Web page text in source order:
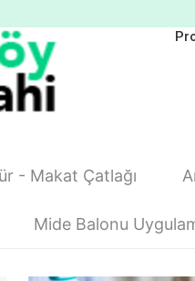
- Makat Çatlağı
Mide Balonu